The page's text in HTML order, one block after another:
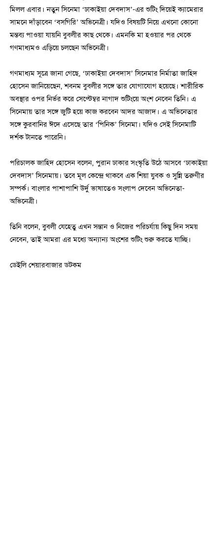
মিলল এবার। নতুন সিনেমা ‘ঢাকাইয়া দেবদাস’-এর শুটিং দিয়েই ক্যামেরার
সামনে দাঁড়াবেন ‘বসগিরি’ অভিনেত্রী। যদিও বিষয়টি নিয়ে এখনো কোনো
মন্তব্য পাওয়া যায়নি বুবলীর কাছ থেকে। এমনকি মা হওয়ার পর থেকে
গণমাধ্যমও এড়িয়ে চলছেন অভিনেত্রী।
গণমাধ্যম সূত্রে জানা গেছে, ‘ঢাকাইয়া দেবদাস’ সিনেমার নির্মাতা জাহিদ
হোসেন জানিয়েছেন, শবনম বুবলীর সঙ্গে তার যোগাযোগ হয়েছে। শারীরিক
অবস্থার ওপর নির্ভর করে সেপ্টেম্বর নাগাদ শুটিংয়ে অংশ নেবেন তিনি। এ
সিনেমায় তার সঙ্গে জুটি হয়ে কাজ করবেন আদর আজাদ। এ অভিনেতার
সঙ্গে কুরবানির ঈদে এসেছে তার ‘পিনিক’ সিনেমা। যদিও সেই সিনেমাটি
দর্শক টানতে পারেনি।
পরিচালক জাহিদ হোসেন বলেন, পুরান ঢাকার সংস্কৃতি উঠে আসবে ‘ঢাকাইয়া
দেবদাস’ সিনেমায়। তবে মূল কেন্দ্রে থাকবে এক শিয়া যুবক ও সুন্নি তরুণীর
সম্পর্ক। বাংলার পাশাপাশি উর্দু ভাষাতেও সংলাপ দেবেন অভিনেতা-
অভিনেত্রী।
তিনি বলেন, বুবলী যেহেতু এখন সন্তান ও নিজের পরিচর্যায় কিছু দিন সময়
নেবেন, তাই আমরা এর মধ্যে অন্যান্য অংশের শুটিং শুরু করতে যাচ্ছি।
ডেইলি শেয়ারবাজার ডটকম